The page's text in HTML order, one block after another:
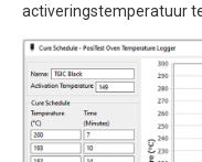
activeringstemperatuur